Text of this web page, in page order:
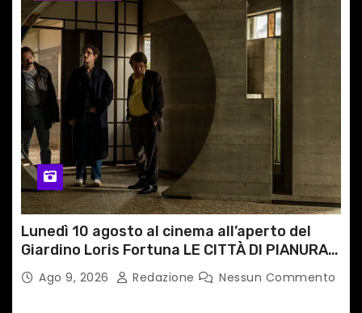
t
i
c
o
l
i
Lunedì 10 agosto al cinema all’aperto del
Giardino Loris Fortuna LE CITTÀ DI PIANURA,
il caso cinematografico dell’anno!
Ago 9, 2026 Redazione Nessun Commento